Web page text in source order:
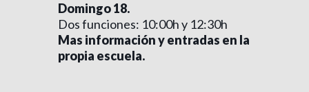
Domingo 18.
Dos funciones: 10:00h y 12:30h
Mas información y entradas en la
propia escuela.